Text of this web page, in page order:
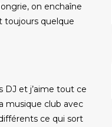
on enchaîne
toujours quelque
DJ et j’aime tout ce
musique club avec
ce qui sort